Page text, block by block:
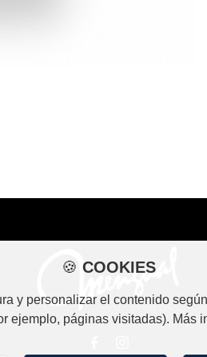
🍪 COOKIES
y personalizar el contenido
ejemplo, páginas visitadas). Más